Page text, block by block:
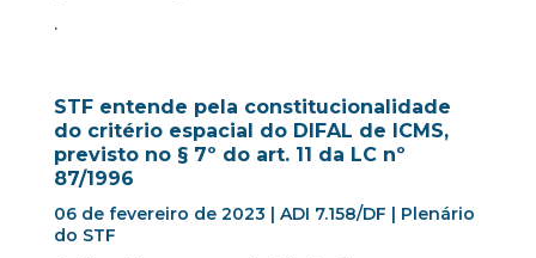
.
STF entende pela constitucionalidade
do critério espacial do DIFAL de ICMS,
previsto no § 7º do art. 11 da LC nº
87/1996
06 de fevereiro de 2023 | ADI 7.158/DF | Plenário
do STF